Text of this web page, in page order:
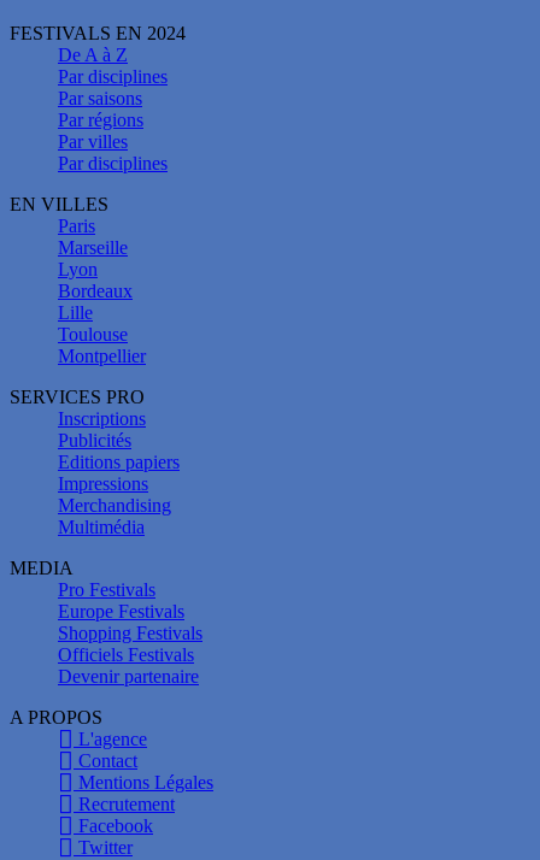
FESTIVALS EN 2024
De A à Z
Par disciplines
Par saisons
Par régions
Par villes
Par disciplines
EN VILLES
Paris
Marseille
Lyon
Bordeaux
Lille
Toulouse
Montpellier
SERVICES PRO
Inscriptions
Publicités
Editions papiers
Impressions
Merchandising
Multimédia
MEDIA
Pro Festivals
Europe Festivals
Shopping Festivals
Officiels Festivals
Devenir partenaire
A PROPOS
L'agence
Contact
Mentions Légales
Recrutement
Facebook
Twitter